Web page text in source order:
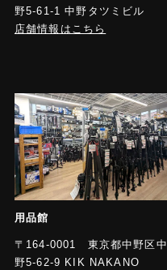
野5-61-1 中野タツミビル
店舗情報はこちら
用品館
〒164-0001 東京都中野区中
野5-62-9 KIK NAKANO